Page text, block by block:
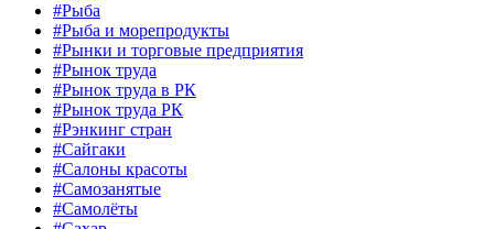
#Рыба
#Рыба и морепродукты
#Рынки и торговые предприятия
#Рынок труда
#Рынок труда в РК
#Рынок труда РК
#Рэнкинг стран
#Сайгаки
#Салоны красоты
#Самозанятые
#Самолёты